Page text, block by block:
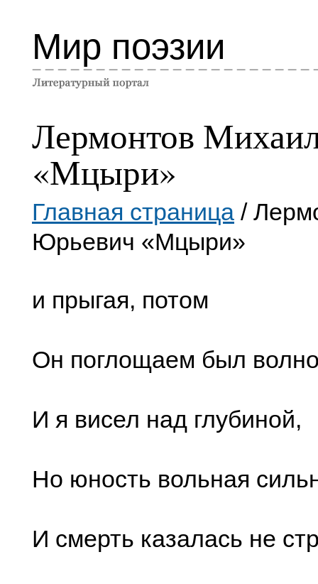
Мир поэзии
Лермонтов
«Мцыри»
Главная страница /
Юрьевич «Мцыри»
и прыгая, потом
Он поглощаем был
И я висел над глубиной,
Но юность вольная
И смерть казалась не